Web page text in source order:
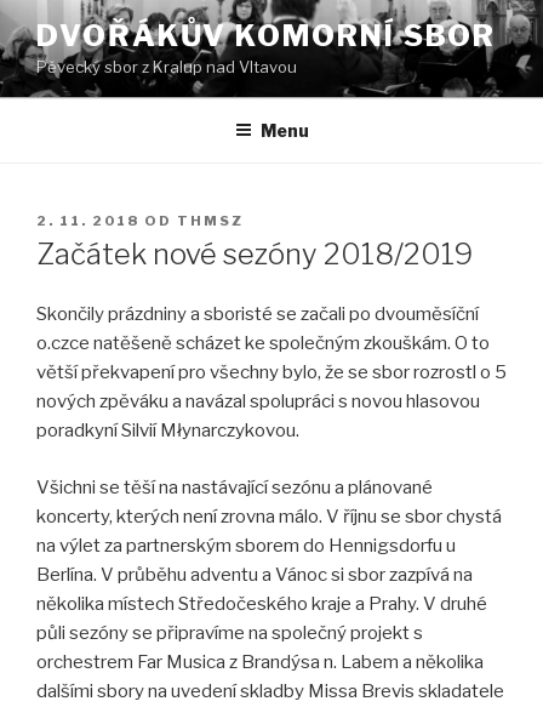
Přejít
k
obsahu
webu
DVOŘÁKŮV KOMORNÍ SBOR
Pěvecký sbor z Kralup nad Vltavou
Menu
PUBLIKOVÁNO
2. 11. 2018 OD THMSZ
Začátek nové sezóny 2018/2019
Skončily prázdniny a sboristé se začali po dvouměsíční
o.czce natěšeně scházet ke společným zkouškám. O to
větší překvapení pro všechny bylo, že se sbor rozrostl o 5
nových zpěváku a navázal spolupráci s novou hlasovou
poradkyní Silvií Młynarczykovou.
Všichni se těší na nastávající sezónu a plánované
koncerty, kterých není zrovna málo. V říjnu se sbor chystá
na výlet za partnerským sborem do Hennigsdorfu u
Berlína. V průběhu adventu a Vánoc si sbor zazpívá na
několika místech Středočeského kraje a Prahy. V druhé
půli sezóny se připravíme na společný projekt s
orchestrem Far Musica z Brandýsa n. Labem a několika
dalšími sbory na uvedení skladby Missa Brevis skladatele